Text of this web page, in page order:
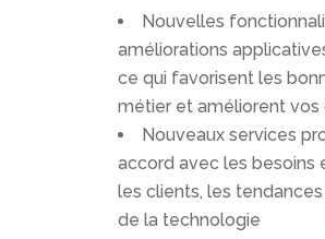
Nouvelles
améliorations
ce qui favorisent les
métier et améliorent vos
Nouveaux services
accord avec les besoins
les clients, les
de la technologie